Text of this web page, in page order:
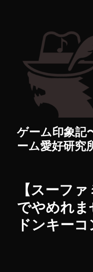
ゲーム印象記
ーム愛好研究
【スーフ
でやめれ
ドンキー